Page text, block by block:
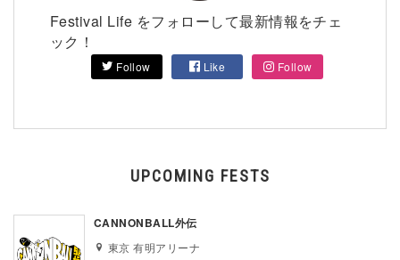
Festival Life をフォローして最新情報をチェ
ック！
Follow Like Follow
UPCOMING FESTS
CANNONBALL外伝
東京 有明アリーナ